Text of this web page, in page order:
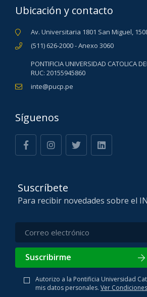
Ubicación y contacto
Av. Universitaria 1801 San Miguel,
(511) 626-2000 - Anexo 3060
PONTIFICIA UNIVERSIDAD CATOLICA
RUC: 20155945860
inte@pucp.pe
Síguenos
Suscríbete
Para recibir novedades sobre el
Suscribirme
Autorizo a la Pontificia Universidad
mis datos personales. Ver